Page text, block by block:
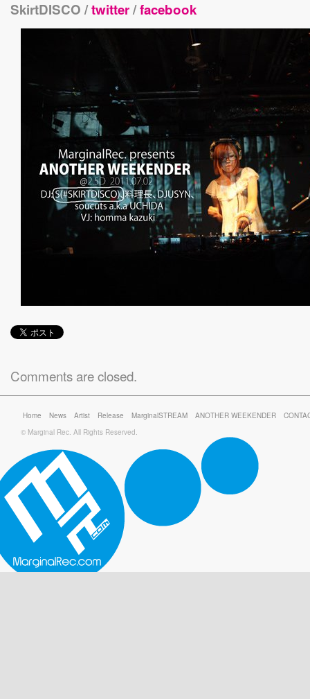
SkirtDISCO /twitter/facebook
Comments are closed.
Home News Artist Release MarginalSTREAM ANOTHER WEEKENDER
© Marginal Rec. All Rights Reserved.